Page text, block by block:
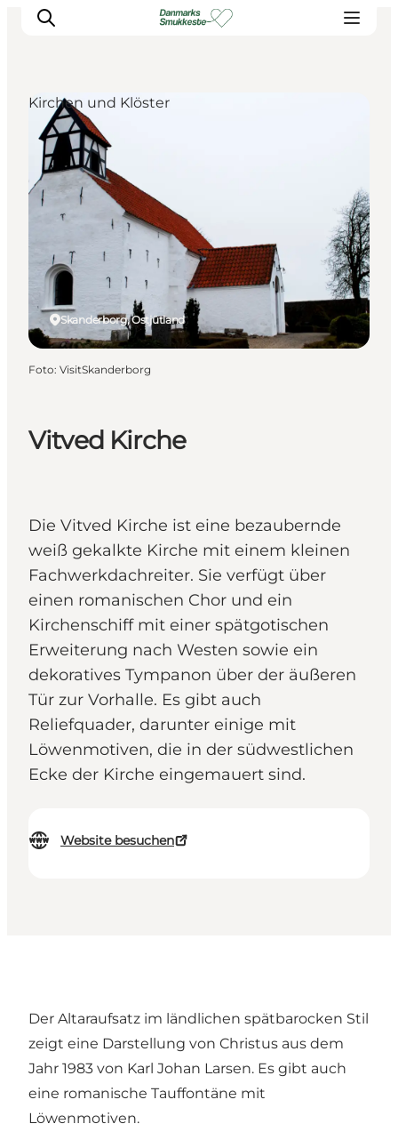
Erleben Sie die Natur
Entdecken Sie die Städte
Reiseplanung
Vitved Kirche
Die Vitved Kirche ist eine bezaubernde
weiß gekalkte Kirche mit einem kleinen
Fachwerkdachreiter. Sie verfügt über
einen romanischen Chor und ein
Kirchenschiff mit einer spätgotischen
Erweiterung nach Westen sowie ein
dekoratives Tympanon über der äußeren
Tür zur Vorhalle. Es gibt auch
Reliefquader, darunter einige mit
Löwenmotiven, die in der südwestlichen
Ecke der Kirche eingemauert sind.
Website besuchen
Skanderborg, Ostjütland
Kirchen und Klöster
Foto: VisitSkanderborg
Der Altaraufsatz im ländlichen spätbarocken Stil
zeigt eine Darstellung von Christus aus dem
Jahr 1983 von Karl Johan Larsen. Es gibt auch
eine romanische Tauffontäne mit
Löwenmotiven.